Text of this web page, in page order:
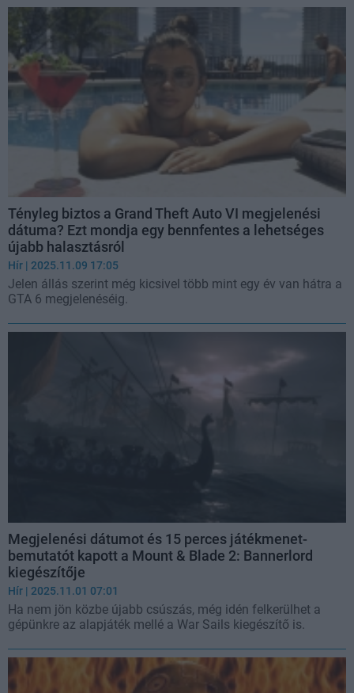
Tényleg biztos a Grand Theft Auto VI megjelenési
dátuma? Ezt mondja egy bennfentes a lehetséges
újabb halasztásról
Hír | 2025.11.09 17:05
Jelen állás szerint még kicsivel több mint egy év van hátra a
GTA 6 megjelenéséig.
Megjelenési dátumot és 15 perces játékmenet-
bemutatót kapott a Mount & Blade 2: Bannerlord
kiegészítője
Hír | 2025.11.01 07:01
Ha nem jön közbe újabb csúszás, még idén felkerülhet a
gépünkre az alapjáték mellé a War Sails kiegészítő is.